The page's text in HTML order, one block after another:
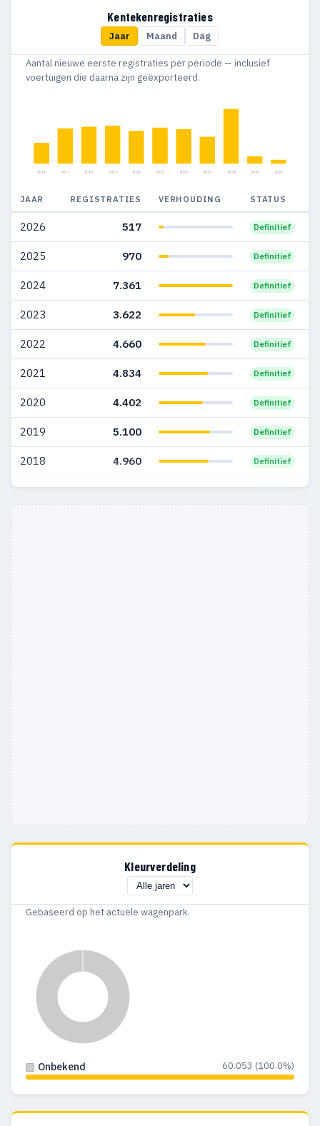
2.975
2014 1.732
1.646
2009 998 140
2008 1.541 150
2007 1.195 102
2006 733 79
2005 433 69
2004 229 37
2003 163 11
2002 124 5
2001 114 12
1999 114 5
Kentekenregistraties
Jaar Maand Dag
Aantal nieuwe eerste registraties per periode — inclusief
voertuigen die daarna zijn geëxporteerd.
2016 2017 2018 2019 2020 2021 2022 2023 2024 2025 2026
JAAR REGISTRATIES VERHOUDING STATUS
2026 517 Definitief
2025 970 Definitief
2024 7.361 Definitief
2023 3.622 Definitief
2022 4.660 Definitief
2021 4.834 Definitief
2020 4.402 Definitief
2019 5.100 Definitief
2018 4.960 Definitief
2017 4.744
Kleurverdeling
Gebaseerd op het actuele wagenpark.
Onbekend 60.053 (100.0%)